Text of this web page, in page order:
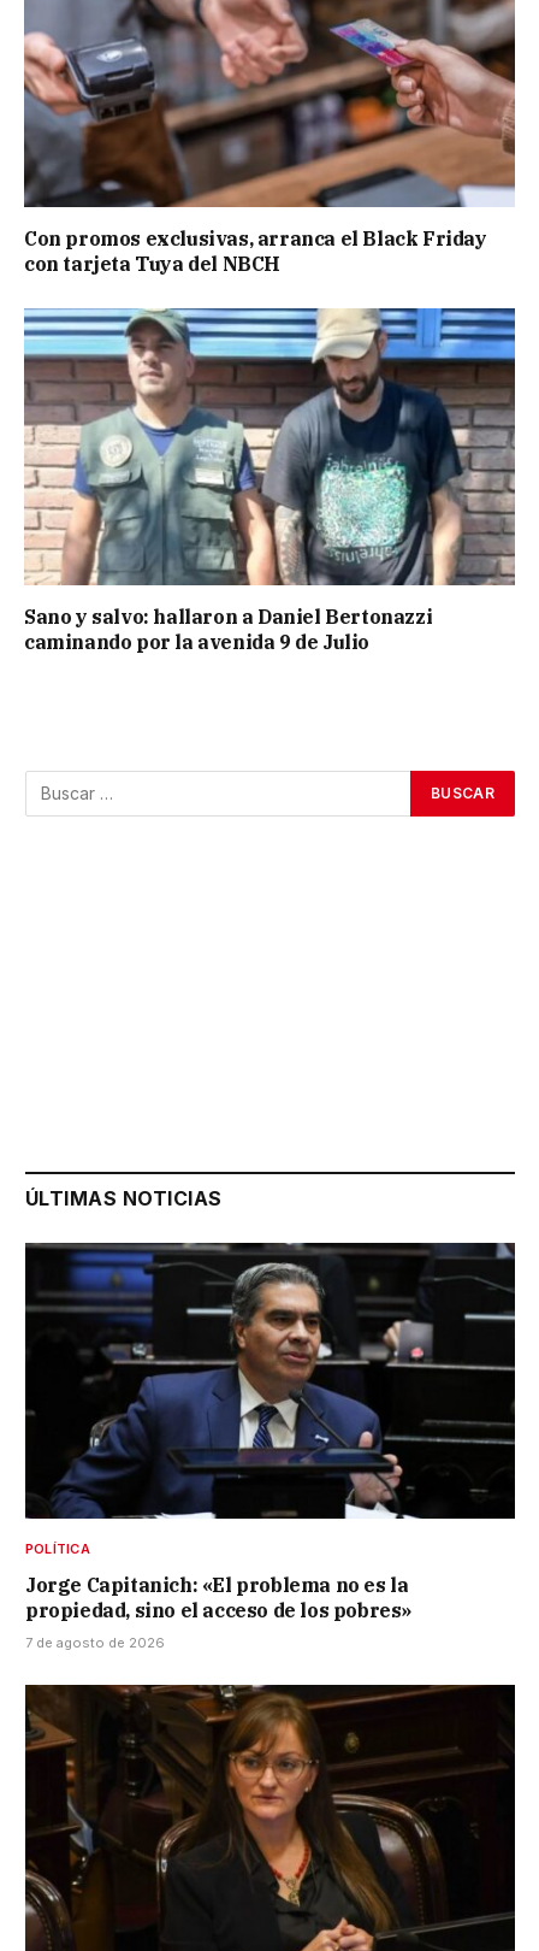
Con promos exclusivas, arranca el Black Friday
con tarjeta Tuya del NBCH
Sano y salvo: hallaron a Daniel Bertonazzi
caminando por la avenida 9 de Julio
ÚLTIMAS NOTICIAS
POLÍTICA
Jorge Capitanich: «El problema no es la
propiedad, sino el acceso de los pobres»
7 de agosto de 2026